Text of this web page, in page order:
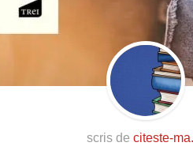
scris de citeste-